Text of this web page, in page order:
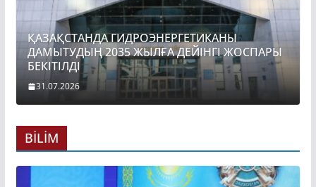
ҚАЗАҚСТАНДА ГИДРОЭНЕРГЕТИКАНЫ
ДАМЫТУДЫҢ 2035 ЖЫЛҒА ДЕЙІНГІ ЖОСПАРЫ
БЕКІТІЛДІ
31.07.2026
BİLİM